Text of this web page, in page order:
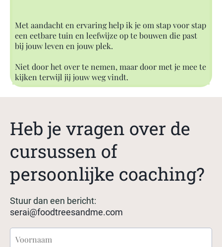
Met aandacht en ervaring help ik je om stap voor stap
een eetbare tuin en leefwijze op te bouwen die past
bij jouw leven en jouw plek.
Niet door het over te nemen, maar door met je mee te
kijken terwijl jij jouw weg vindt.
Heb je vragen over de
cursussen of
persoonlijke coaching?
Stuur dan een bericht:
serai@foodtreesandme.com